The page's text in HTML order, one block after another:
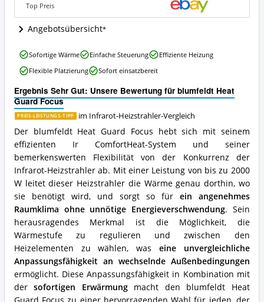
dieser
Infrarot-
Heizstrahler
Top Preis
Angebotsübersicht
Ergebnis Sehr Gut: Unsere Bewertung für blumfeldt Heat
Guard Focus
PREIS-LEISTUNGS-TIPP im Infrarot-Heizstrahler-Vergleich
Der blumfeldt Heat Guard Focus hebt sich mit seinem
effizienten Ir ComfortHeat-System und seiner
bemerkenswerten Flexibilität von der Konkurrenz der
Infrarot-Heizstrahler ab. Mit einer Leistung von bis zu 2000
W leitet dieser Heizstrahler die Wärme genau dorthin, wo
sie benötigt wird, und sorgt so für ein angenehmes
Raumklima ohne unnötige Energieverschwendung. Sein
herausragendes Merkmal ist die Möglichkeit, die
Wärmestufe zu regulieren und zwischen den
Heizelementen zu wählen, was eine unvergleichliche
Anpassungsfähigkeit an wechselnde Außenbedingungen
ermöglicht. Diese Anpassungsfähigkeit in Kombination mit
dersofortigen Erwärmungmacht den blumfeldt Heat
blumfeldt
Heat
Guard
Vorteile:
Was
spricht
für
diesen
Infrarot-
Heizstrahler?
Sofortige Wärme Einfache Steuerung
Effiziente Heizung
Flexible Platzierung
Sofort einsatzbereit